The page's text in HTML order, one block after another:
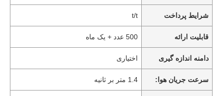
شرایط پرداخت t/t
قابلیت ارائه 500 عدد + یک ماه
دامنه اندازه گیری اختیاری
سرعت جریان هوا: 1.4 متر بر ثانیه